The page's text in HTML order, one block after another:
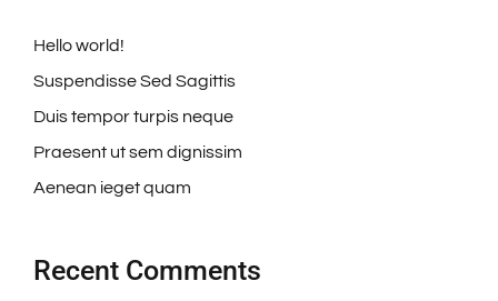
Hello world!
Suspendisse Sed Sagittis
Duis tempor turpis neque
Praesent ut sem dignissim
Aenean ieget quam
Recent Comments